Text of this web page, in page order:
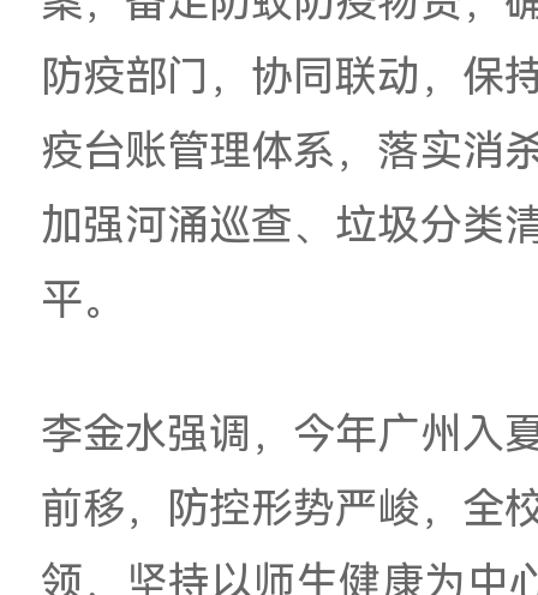
内外公共区域消杀，
好学校新媒体等多种
劳动教育深度融合
案，备足防蚊防疫物
疫台账管理体系，落
加强河涌巡查、垃圾